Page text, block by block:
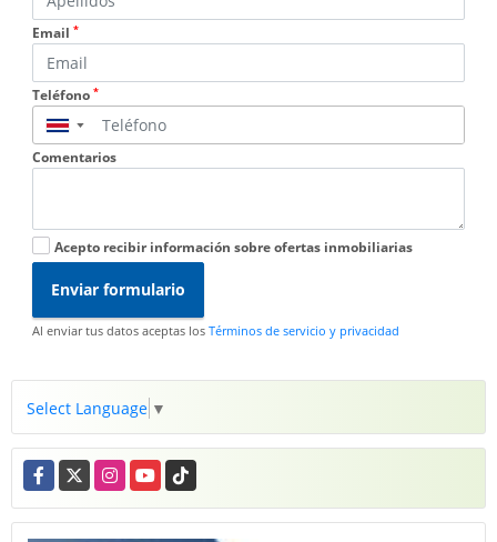
Email *
Teléfono *
▼
Comentarios
Acepto recibir información sobre ofertas inmobiliarias
Enviar formulario
Al enviar tus datos aceptas los Términos de servicio y privacidad
Select Language ▼
Facebook
X InstagramYouTubeTikTok